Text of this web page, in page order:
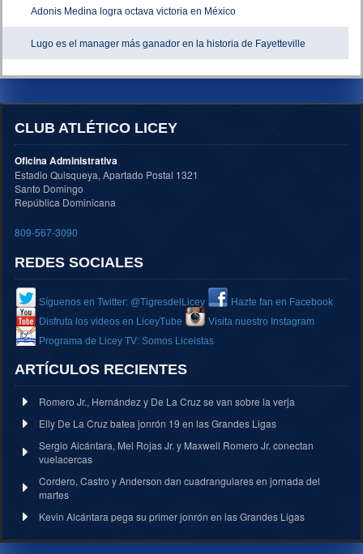
Adonis Medina logra octava victoria en México
Lugo es el manager más ganador en la historia de Fayetteville
CLUB ATLÉTICO LICEY
Oficina Administrativa
Estadio Quisqueya, Apartado Postal 1321
Santo Domingo
República Dominicana
809-567-3090
REDES SOCIALES
Síguenos en Twitter: @TigresdelLicey
Hazte fan en Facebook
Disfruta los videos en LiceyTube
Visita nuestro Instagram
Programa de Licey TV: Somos Liceistas
ARTÍCULOS RECIENTES
Romero Jr., Hernández y De La Cruz se van sobre la verja
Elly De La Cruz batea jonrón 19 en las Grandes Ligas
Sergio Alcántara, Mel Rojas Jr. y Maxwell Romero Jr. conectan
vuelacercas
Cordero, Castro y Anderson dan cuadrangulares en jornada del
martes
Kevin Alcántara pega su primer jonrón en las Grandes Ligas